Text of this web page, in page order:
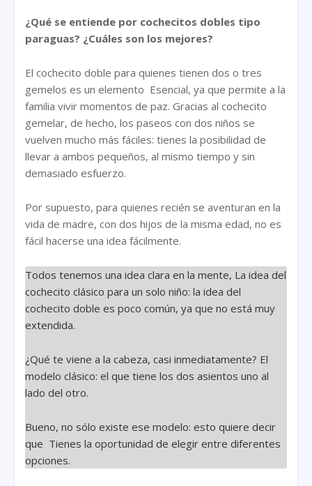
¿Qué se entiende por cochecitos dobles tipo
paraguas? ¿Cuáles son los mejores?
El cochecito doble para quienes tienen dos o tres
gemelos es un elemento Esencial, ya que permite a la
familia vivir momentos de paz. Gracias al cochecito
gemelar, de hecho, los paseos con dos niños se
vuelven mucho más fáciles: tienes la posibilidad de
llevar a ambos pequeños, al mismo tiempo y sin
demasiado esfuerzo.
Por supuesto, para quienes recién se aventuran en la
vida de madre, con dos hijos de la misma edad, no es
fácil hacerse una idea fácilmente.
Todos tenemos una idea clara en la mente, La idea del
cochecito clásico para un solo niño: la idea del
cochecito doble es poco común, ya que no está muy
extendida.
¿Qué te viene a la cabeza, casi inmediatamente? El
modelo clásico: el que tiene los dos asientos uno al
lado del otro.
Bueno, no sólo existe ese modelo: esto quiere decir
que Tienes la oportunidad de elegir entre diferentes
opciones.